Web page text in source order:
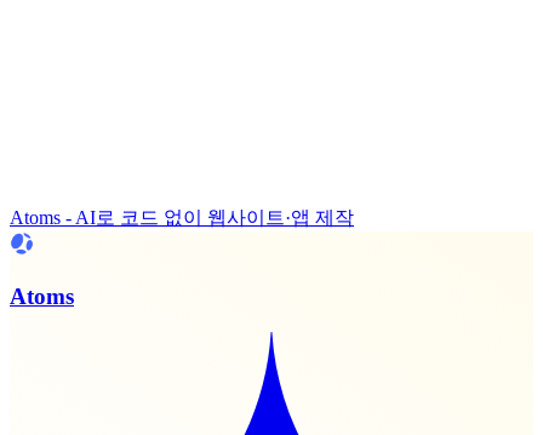
Atoms - AI로 코드 없이 웹사이트·앱 제작
Atoms